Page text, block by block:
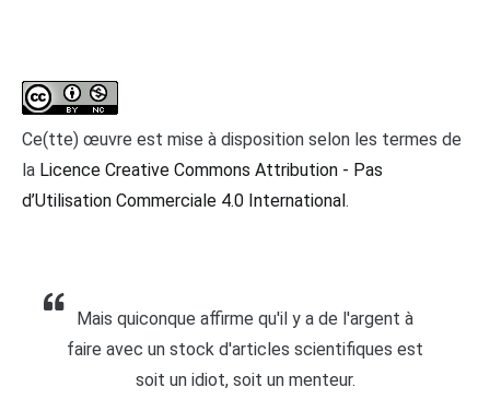
Ce(tte) œuvre est mise à disposition selon les termes de
la Licence Creative Commons Attribution - Pas
d’Utilisation Commerciale 4.0 International.
Mais quiconque affirme qu'il y a de l'argent à
faire avec un stock d'articles scientifiques est
soit un idiot, soit un menteur.